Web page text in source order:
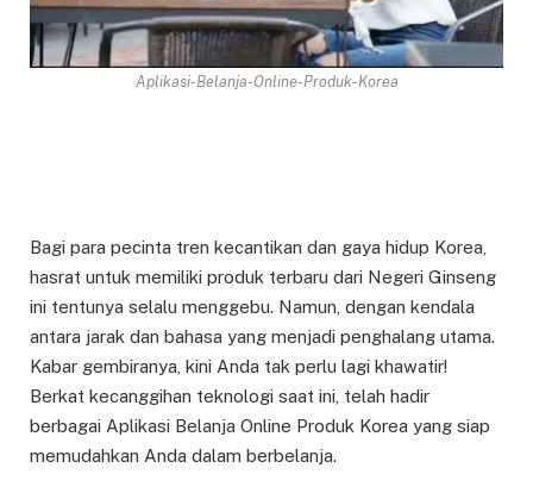
Aplikasi-Belanja-Online-Produk-Korea
Bagi para pecinta tren kecantikan dan gaya hidup Korea,
hasrat untuk memiliki produk terbaru dari Negeri Ginseng
ini tentunya selalu menggebu. Namun, dengan kendala
antara jarak dan bahasa yang menjadi penghalang utama.
Kabar gembiranya, kini Anda tak perlu lagi khawatir!
Berkat kecanggihan teknologi saat ini, telah hadir
berbagai Aplikasi Belanja Online Produk Korea yang siap
memudahkan Anda dalam berbelanja.